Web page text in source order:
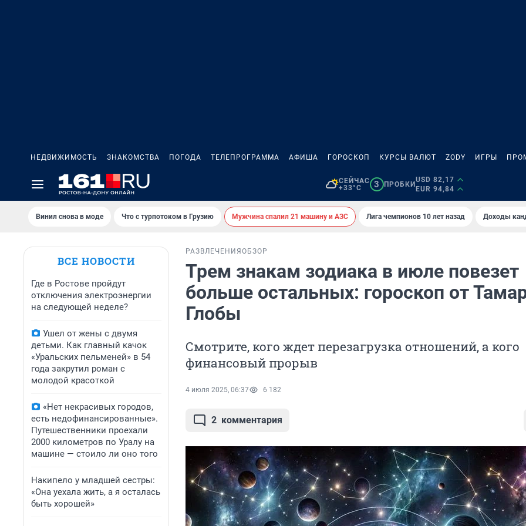
НЕДВИЖИМОСТЬ ЗНАКОМСТВА ПОГОДА ТЕЛЕПРОГРАММА АФИША ГОРОСКОП КУРСЫ ВАЛЮТ ZODY ИГРЫ
СЕЙЧАС
+33°C
3 ПРОБКИ
USD 82,17
EUR 94,84
Винил снова в моде Что с турпотоком в Грузию Мужчина спалил 21 машину и АЗС Лига чемпионов 10 лет назад Доходы
ВСЕ НОВОСТИ
Где в Ростове пройдут
отключения электроэнергии
на следующей неделе?
Ушел от жены с двумя
детьми. Как главный качок
«Уральских пельменей» в 54
года закрутил роман с
молодой красоткой
«Нет некрасивых городов,
есть недофинансированные».
Путешественники проехали
2000 километров по Уралу на
машине — стоило ли оно того
Накипело у младшей сестры:
«Она уехала жить, а я осталась
быть хорошей»
РАЗВЛЕЧЕНИЯ ОБЗОР
Трем знакам зодиака в июле повезет
больше остальных: гороскоп от
Глобы
Смотрите, кого ждет перезагрузка отношений, а кого
финансовый прорыв
4 июля 2025, 06:37 6 182
2 комментария